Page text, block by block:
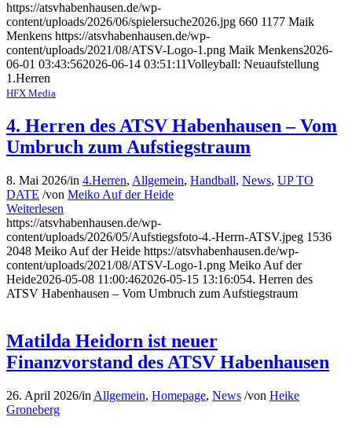
https://atsvhabenhausen.de/wp-
content/uploads/2026/06/spielersuche2026.jpg 660 1177 Maik
Menkens https://atsvhabenhausen.de/wp-
content/uploads/2021/08/ATSV-Logo-1.png Maik Menkens2026-
06-01 03:43:562026-06-14 03:51:11Volleyball: Neuaufstellung
1.Herren
HFX Media
4. Herren des ATSV Habenhausen – Vom
Umbruch zum Aufstiegstraum
8. Mai 2026/in 4.Herren, Allgemein, Handball, News, UP TO
DATE /von Meiko Auf der Heide
Weiterlesen
https://atsvhabenhausen.de/wp-
content/uploads/2026/05/Aufstiegsfoto-4.-Herrn-ATSV.jpeg 1536
2048 Meiko Auf der Heide https://atsvhabenhausen.de/wp-
content/uploads/2021/08/ATSV-Logo-1.png Meiko Auf der
Heide2026-05-08 11:00:462026-05-15 13:16:054. Herren des
ATSV Habenhausen – Vom Umbruch zum Aufstiegstraum
Matilda Heidorn ist neuer
Finanzvorstand des ATSV Habenhausen
26. April 2026/in Allgemein, Homepage, News /von Heike
Groneberg